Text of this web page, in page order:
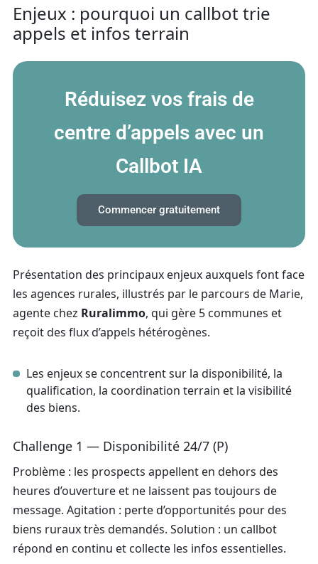
Enjeux : pourquoi un callbot trie
appels et infos terrain
Réduisez vos frais de
centre d’appels avec un
Callbot IA
Commencer gratuitement
Présentation des principaux enjeux auxquels font face
les agences rurales, illustrés par le parcours de Marie,
agente chez Ruralimmo, qui gère 5 communes et
reçoit des flux d’appels hétérogènes.
Les enjeux se concentrent sur la disponibilité, la
qualification, la coordination terrain et la visibilité
des biens.
Challenge 1 — Disponibilité 24/7 (P)
Problème : les prospects appellent en dehors des
heures d’ouverture et ne laissent pas toujours de
message. Agitation : perte d’opportunités pour des
biens ruraux très demandés. Solution : un callbot
répond en continu et collecte les infos essentielles.